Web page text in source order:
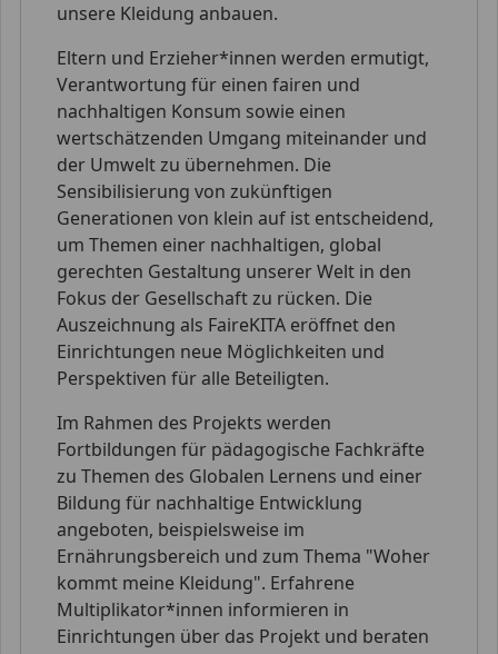
unsere Kleidung anbauen.
Eltern und Erzieher*innen werden ermutigt,
Verantwortung für einen fairen und
nachhaltigen Konsum sowie einen
wertschätzenden Umgang miteinander und
der Umwelt zu übernehmen. Die
Sensibilisierung von zukünftigen
Generationen von klein auf ist entscheidend,
um Themen einer nachhaltigen, global
gerechten Gestaltung unserer Welt in den
Fokus der Gesellschaft zu rücken. Die
Auszeichnung als FaireKITA eröffnet den
Einrichtungen neue Möglichkeiten und
Perspektiven für alle Beteiligten.
Im Rahmen des Projekts werden
Fortbildungen für pädagogische Fachkräfte
zu Themen des Globalen Lernens und einer
Bildung für nachhaltige Entwicklung
angeboten, beispielsweise im
Ernährungsbereich und zum Thema "Woher
kommt meine Kleidung". Erfahrene
Multiplikator*innen informieren in
Einrichtungen über das Projekt und beraten